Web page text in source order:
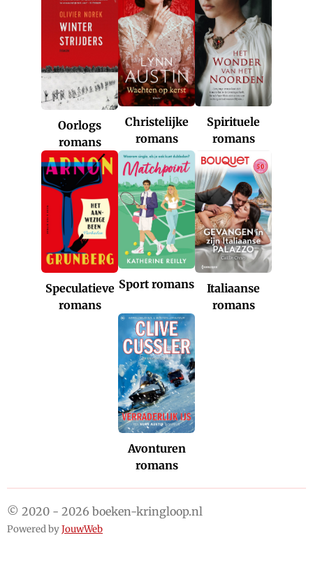
Oorlogs
romans
Christelijke
romans
Spirituele
romans
Speculatieve
romans
Sport romans
Italiaanse
romans
Avonturen
romans
© 2020 - 2026 boeken-kringloop.nl
Powered byJouwWeb